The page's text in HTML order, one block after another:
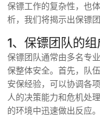
保镖工作的复杂性，也
析，我们将揭示出保镖
1、保镖团队的
保镖团队通常由多名专
保整体安全。首先，队
安保经验，可以协调各
人的决策能力和危机处
的环境中迅速做出反应。